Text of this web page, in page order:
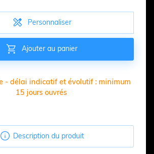
 Personnaliser
 Ajouter au panier
- délai indicatif et évolutif : minimum
15 jours ouvrés
 Description du produit